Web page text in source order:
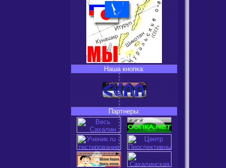
Наша кнопка:
Партнеры: